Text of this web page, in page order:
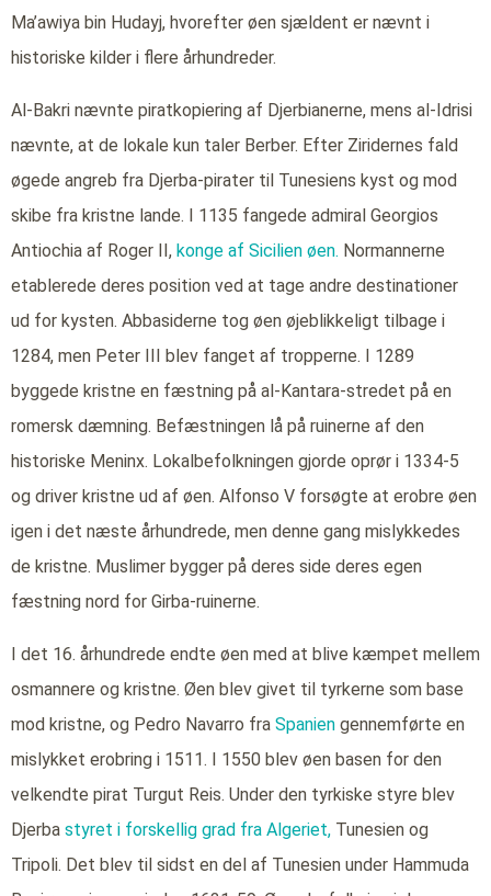
Ma’awiya bin Hudayj, hvorefter øen sjældent er nævnt i
historiske kilder i flere århundreder.
Al-Bakri nævnte piratkopiering af Djerbianerne, mens al-Idrisi
nævnte, at de lokale kun taler Berber. Efter Ziridernes fald
øgede angreb fra Djerba-pirater til Tunesiens kyst og mod
skibe fra kristne lande. I 1135 fangede admiral Georgios
Antiochia af Roger II, konge af Sicilien øen. Normannerne
etablerede deres position ved at tage andre destinationer
ud for kysten. Abbasiderne tog øen øjeblikkeligt tilbage i
1284, men Peter III blev fanget af tropperne. I 1289
byggede kristne en fæstning på al-Kantara-stredet på en
romersk dæmning. Befæstningen lå på ruinerne af den
historiske Meninx. Lokalbefolkningen gjorde oprør i 1334-5
og driver kristne ud af øen. Alfonso V forsøgte at erobre øen
igen i det næste århundrede, men denne gang mislykkedes
de kristne. Muslimer bygger på deres side deres egen
fæstning nord for Girba-ruinerne.
I det 16. århundrede endte øen med at blive kæmpet mellem
osmannere og kristne. Øen blev givet til tyrkerne som base
mod kristne, og Pedro Navarro fra Spanien gennemførte en
mislykket erobring i 1511. I 1550 blev øen basen for den
velkendte pirat Turgut Reis. Under den tyrkiske styre blev
Djerba styret i forskellig grad fra Algeriet, Tunesien og
Tripoli. Det blev til sidst en del af Tunesien under Hammuda